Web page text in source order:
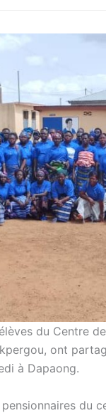
du Centre
ont
à Dapaong.
du